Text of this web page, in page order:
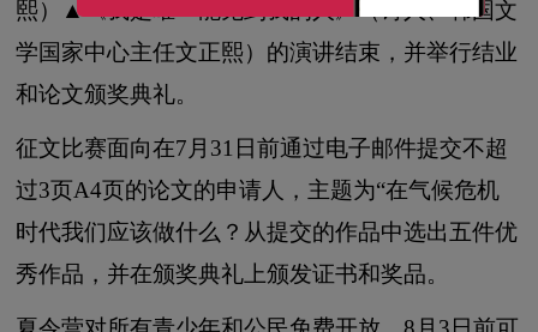
熙）▲《我是唯一能见到我的人》（诗人、韩国文
学国家中心主任文正熙）的演讲结束，并举行结业
和论文颁奖典礼。
征文比赛面向在7月31日前通过电子邮件提交不超
过3页A4页的论文的申请人，主题为“在气候危机
时代我们应该做什么？从提交的作品中选出五件优
秀作品，并在颁奖典礼上颁发证书和奖品。